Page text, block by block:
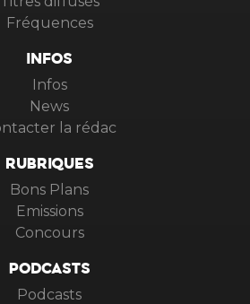
Fréquences
INFOS
Infos
News
la rédac
RUBRIQUES
Bons Plans
Emissions
Concours
PODCASTS
Podcasts